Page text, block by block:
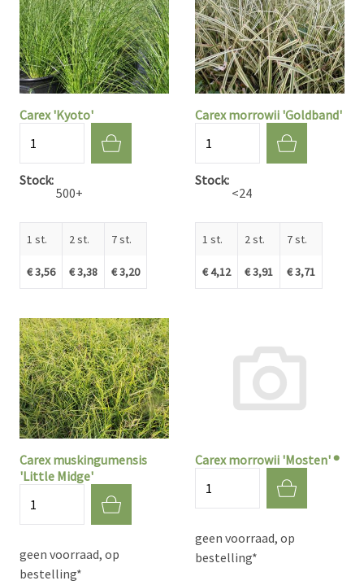
Carex 'Kyoto'
Stock
500+
1 st.
€ 3,56
2 st.
€ 3,38
7 st.
€ 3,20
Carex morrowii 'Goldband'
Stock
<24
1 st.
€ 4,12
2 st.
€ 3,91
7 st.
€ 3,71
Carex muskingumensis
'Little Midge'
geen voorraad, op
bestelling*
Carex morrowii 'Mosten' ®
geen voorraad, op
bestelling*